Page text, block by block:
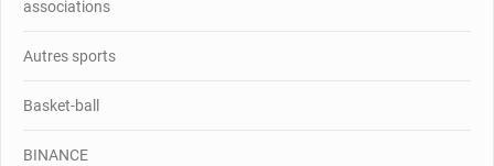
associations
Autres sports
Basket-ball
BINANCE